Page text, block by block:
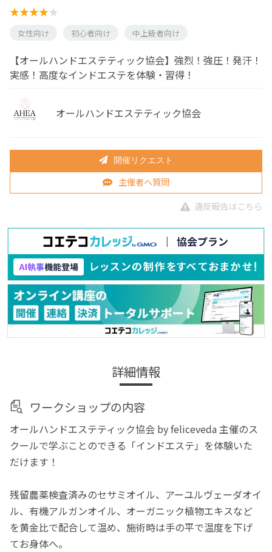
女性向け 初心者向け 中上級者向け
【オールハンドエステティック協会】強烈！強圧！発汗！
実感！高度なインドエステを体験・習得！
オールハンドエステティック協会
開催リクエスト
主催者へ質問
違反報告はこちら
詳細情報
ワークショップの内容
オールハンドエステティック協会 by feliceveda 主催のス
クールで学ぶことのできる「インドエステ」を体験いた
だけます！
残留農薬検査済みのセサミオイル、アーユルヴェーダオイ
ル、有機アルガンオイル、オーガニック植物エキスなど
を黄金比で配合して温め、施術時は手の平で温度を下げ
てお身体へ。